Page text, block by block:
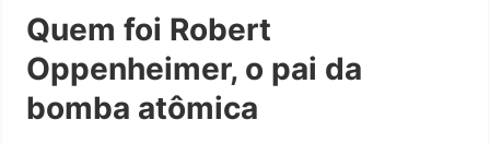
Quem foi Robert
Oppenheimer, o pai da
bomba atômica